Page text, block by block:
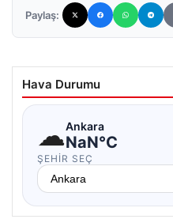
Paylaş:
Hava Durumu
☁Ankara
NaN°C
ŞEHIR SEÇ